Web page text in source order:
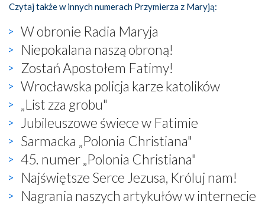
Czytaj także w innych numerach Przymierza z Maryją:
W obronie Radia Maryja
Niepokalana naszą obroną!
Zostań Apostołem Fatimy!
Wrocławska policja karze katolików
„List zza grobu"
Jubileuszowe świece w Fatimie
Sarmacka „Polonia Christiana"
45. numer „Polonia Christiana"
Najświętsze Serce Jezusa, Króluj nam!
Nagrania naszych artykułów w internecie